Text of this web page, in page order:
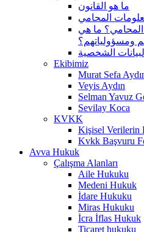
ما هو القانون
المحامي
المحامي؟ ما هي
ومسؤولياتهم؟
Ekibimiz
Murat Sefa
Veyis Aydın
Selman Yavuz
Sevilay Koca
KVKK
Kişisel Verilerin
Kvkk Başvuru
Avva Hukuk
Çalışma Alanları
Aile Hukuku
Medeni Hukuk
İdare Hukuku
Miras Hukuku
İcra İflas Hukuk
Ticaret hukuku